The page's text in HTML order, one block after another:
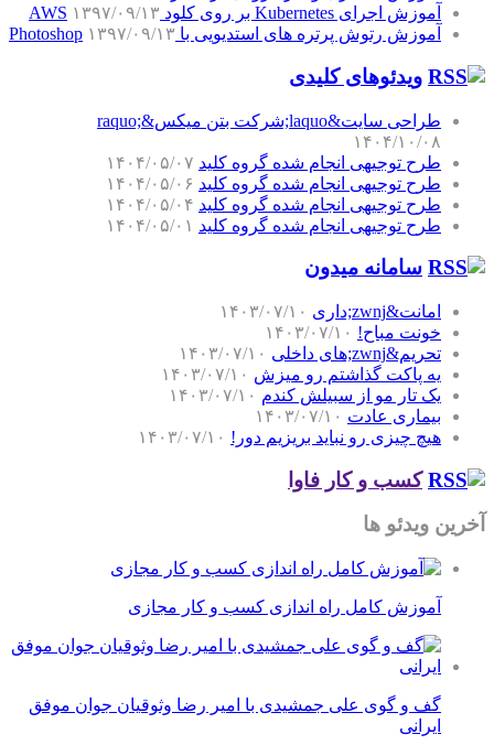
آموزش اجرای Kubernetes بر روی کلود AWS
۱۳۹۷/۰۹/۱۳
آموزش رتوش پرتره های استدیویی با Photoshop ۱۳۹۷/۰۹/۱۳
ویدئوهای کلیدی
طراحی سایت&laquo;شرکت بتن میکس&raquo;
۱۴۰۴/۱۰/۰۸
طرح توجیهی انجام شده گروه کلید ۱۴۰۴/۰۵/۰۷
طرح توجیهی انجام شده گروه کلید ۱۴۰۴/۰۵/۰۶
طرح توجیهی انجام شده گروه کلید ۱۴۰۴/۰۵/۰۴
طرح توجیهی انجام شده گروه کلید ۱۴۰۴/۰۵/۰۱
سامانه میدون
امانت&zwnj;داری
۱۴۰۳/۰۷/۱۰
خونت مباح! ۱۴۰۳/۰۷/۱۰
تحریم&zwnj;های داخلی
۱۴۰۳/۰۷/۱۰
یه پاکت گذاشتم رو میزش ۱۴۰۳/۰۷/۱۰
یک تار مو از سبیلش کندم ۱۴۰۳/۰۷/۱۰
بیماری عادت ۱۴۰۳/۰۷/۱۰
هیچ چیزی رو نباید بریزیم دور! ۱۴۰۳/۰۷/۱۰
کسب و کار فاوا
آخرین ویدئو ها
آموزش کامل راه اندازی کسب و کار مجازی
گف و گوی علی جمشیدی با امیر رضا وثوقیان جوان موفق
ایرانی